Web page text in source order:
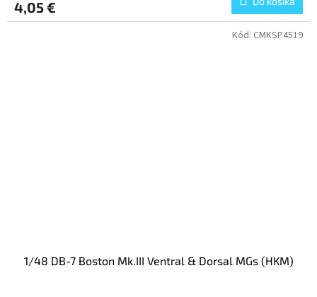
4,05 €
1/48 DB-7 Boston Mk.III Ventral & Dorsal MGs (HKM)
Kód: CMKSP4519